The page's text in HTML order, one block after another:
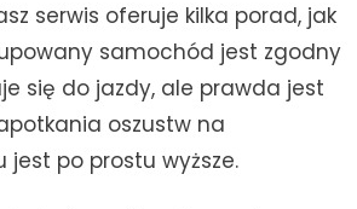
serwis oferuje kilka porad, jak
samochód jest zgodny
się do jazdy, ale prawda jest
oszustw na
jest po prostu wyższe.